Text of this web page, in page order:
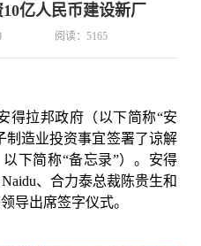
亿人民币建设新厂
阅读：5165
得拉邦政府（以下简称“安
制造业投资事宜签署了谅解
下简称“备忘录”）。安得
、合力泰总裁陈贵生和
导出席签字仪式。